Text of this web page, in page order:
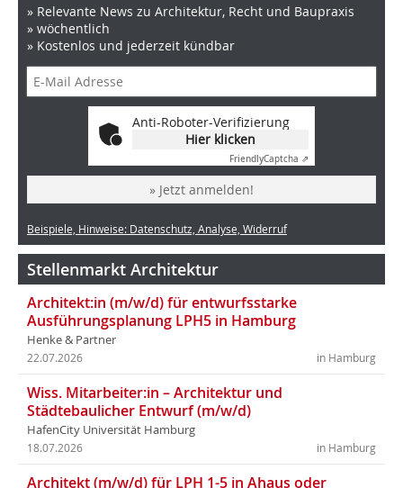
» Relevante News zu Architektur, Recht und Baupraxis
» wöchentlich
» Kostenlos und jederzeit kündbar
Anti-Roboter-Verifizierung
Hier klicken
FriendlyCaptcha ⇗
» Jetzt anmelden!
Beispiele, Hinweise: Datenschutz, Analyse, Widerruf
Stellenmarkt Architektur
Architekt:in (m/w/d) für entwurfsstarke
Ausführungsplanung LPH5 in Hamburg
Henke & Partner
in Hamburg
22.07.2026
Wiss. Mitarbeiter:in – Architektur und
Städtebaulicher Entwurf (m/w/d)
HafenCity Universität Hamburg
in Hamburg
18.07.2026
Architekt (m/w/d) für LPH 1-5 in Ahaus oder